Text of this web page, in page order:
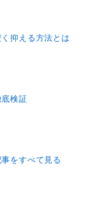
抑える方法とは
検証
をすべて見る